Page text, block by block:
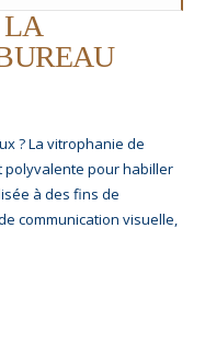
LA
? La vitrophanie de
pour habiller
à des fins de
communication visuelle,